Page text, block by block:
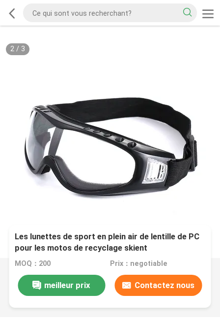
2/ 3
Les lunettes de sport en plein air de lentille de PC
pour les motos de recyclage skient
MOQ：200 Prix：negotiable
meilleur prix Contactez nous